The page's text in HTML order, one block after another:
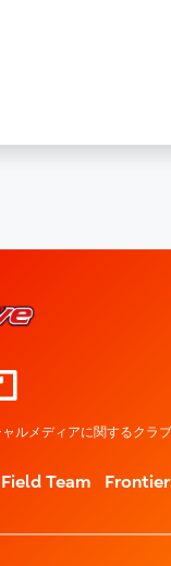
ャルメディアに関するクラ
Team